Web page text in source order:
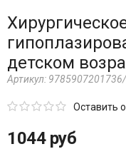
детском
Артикул:
Оставить
1044 руб